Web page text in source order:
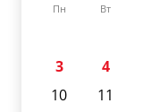
Пн Вт
3
4
10
11